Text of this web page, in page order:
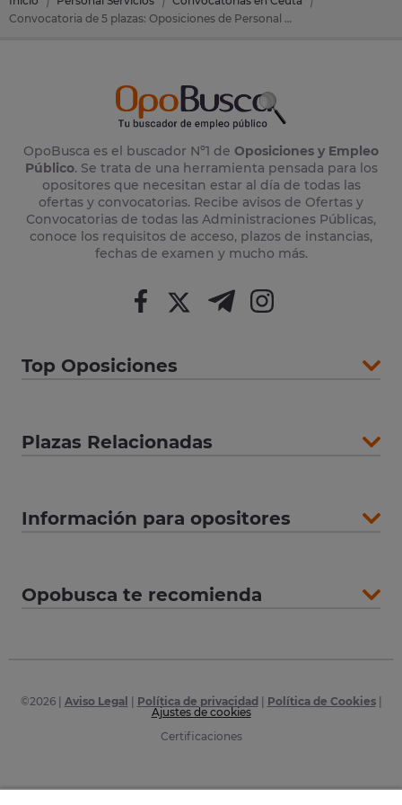
Convocatoria de 5 plazas: Oposiciones de Personal Servicios en Ceuta (Ceuta)
OpoBusca es el buscador Nº1 de Oposiciones y Empleo
Público. Se trata de una herramienta pensada para los
opositores que necesitan estar al día de todas las
ofertas y convocatorias. Recibe avisos de Ofertas y
Convocatorias de todas las Administraciones Públicas,
conoce los requisitos de acceso, plazos de instancias,
fechas de examen y mucho más.
Top Oposiciones
Plazas Relacionadas
Información para opositores
Opobusca te recomienda
©2026| Aviso Legal Política de privacidad Política de Cookies|
Ajustes de cookies
Certificaciones